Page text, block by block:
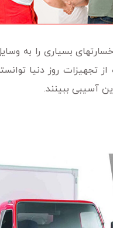
بسیاری را به
تجهیزات روز دنیا
آسیبی ببینند.